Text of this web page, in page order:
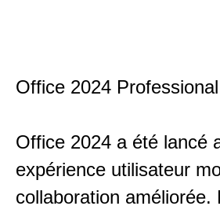
Office 2024
Office 2024 a été lancé
expérience utilisateur
collaboration